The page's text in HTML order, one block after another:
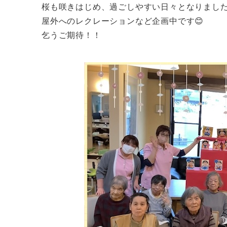
桜も咲きはじめ、過ごしやすい日々となりまし
屋外へのレクレーションなど企画中です😊
乞うご期待！！